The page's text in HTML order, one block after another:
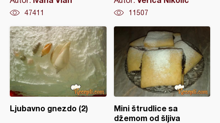
47411 11507
Ljubavno gnezdo (2)
Mini štrudlice sa
džemom od šljiva